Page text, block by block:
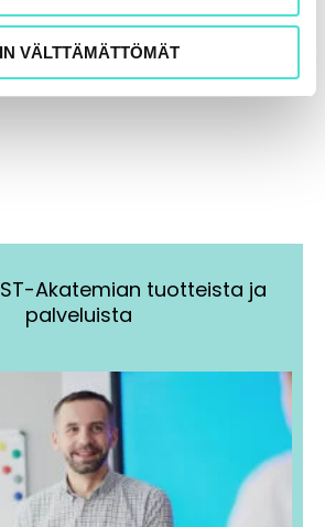
VÄLTTÄMÄTTÖMÄT
Akatemian tuotteista ja
palveluista
useampi
muunnelma.
useampi
muunnelma.